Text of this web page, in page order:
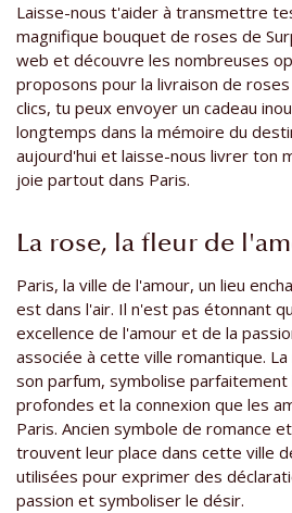
Laisse-nous t'aider à transmettre
magnifique bouquet de roses de
web et découvre les nombreuses
proposons pour la livraison de roses
clics, tu peux envoyer un cadeau
longtemps dans la mémoire du
aujourd'hui et laisse-nous livrer ton
joie partout dans Paris.
La rose, la fleur de
Paris, la ville de l'amour, un lieu
est dans l'air. Il n'est pas étonnant
excellence de l'amour et de la
associée à cette ville romantique.
son parfum, symbolise
profondes et la connexion que les
Paris. Ancien symbole de romance
trouvent leur place dans cette ville
utilisées pour exprimer des
passion et symboliser le désir.